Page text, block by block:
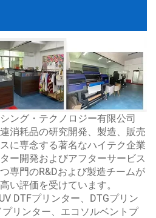
ング・テクノロジー有限公司
消耗品の研究開発、製造、販売
に専念する著名なハイテク企業
ー開発およびアフターサービス
専門のR&Dおよび製造チームが
い評価を受けています。
DTFプリンター、DTGプリン
リンター、エコソルベントプ